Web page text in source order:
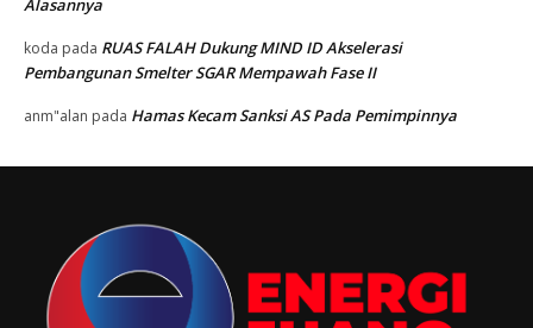
Alasannya
koda pada RUAS FALAH Dukung MIND ID Akselerasi
Pembangunan Smelter SGAR Mempawah Fase II
anm"alan pada Hamas Kecam Sanksi AS Pada Pemimpinnya